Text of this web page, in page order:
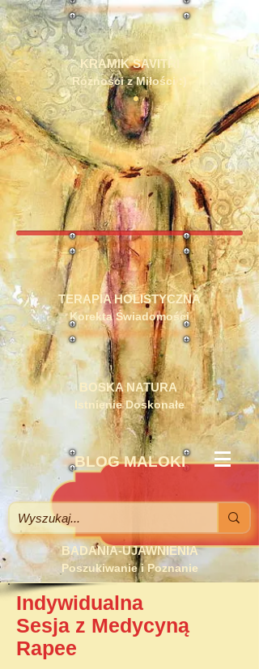
KRAMIK SAVITRI
Różności z Miłości :)
TERAPIA HOLISTYCZNA
Korekta Świadomości
BOSKA NATURA
Istnienie Doskonałe
BLOG MALOKI
BADANIA-UJAWNIENIA
Poszukiwanie i Poznanie
Indywidualna
Sesja z Medycyną
Rapee